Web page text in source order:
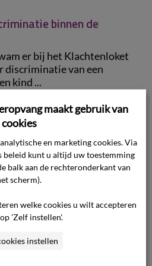
binnen de
er bij het Klachtenloket
discriminatie van een
kind ...
actief
is nu een half
sindsdien voor
klachten terecht bij ...
medewerkers op de
maakt gebruik van
cookies
en marketing cookies. Via
beleid kunt u altijd uw toestemming
balk aan de rechteronderkant van
scherm).
welke cookies u wilt accepteren
'Zelf instellen'.
instellen